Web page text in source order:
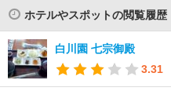
ホテルやスポットの閲覧履歴
白川園 七宗御殿
3.31